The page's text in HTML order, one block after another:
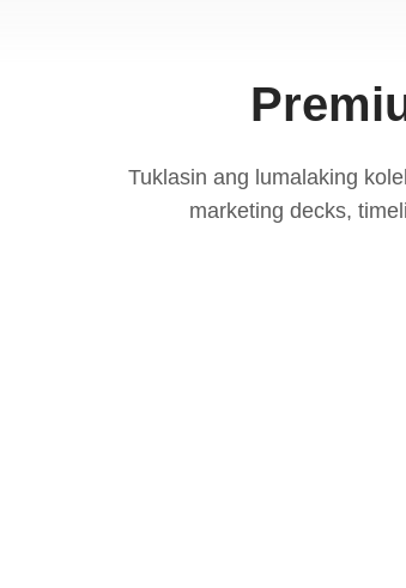
Tuklasin ang lumalaking
marketing decks,